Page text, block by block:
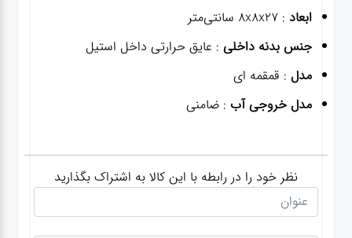
ابعاد : ۸x۸x۲۷ سانتی‌متر
جنس بدنه داخلی : عایق حرارتی داخل استیل
مدل : قمقمه ای
مدل خروجی آب : ضامنی
نظر خود را در رابطه با این کالا به اشتراک بگذارید